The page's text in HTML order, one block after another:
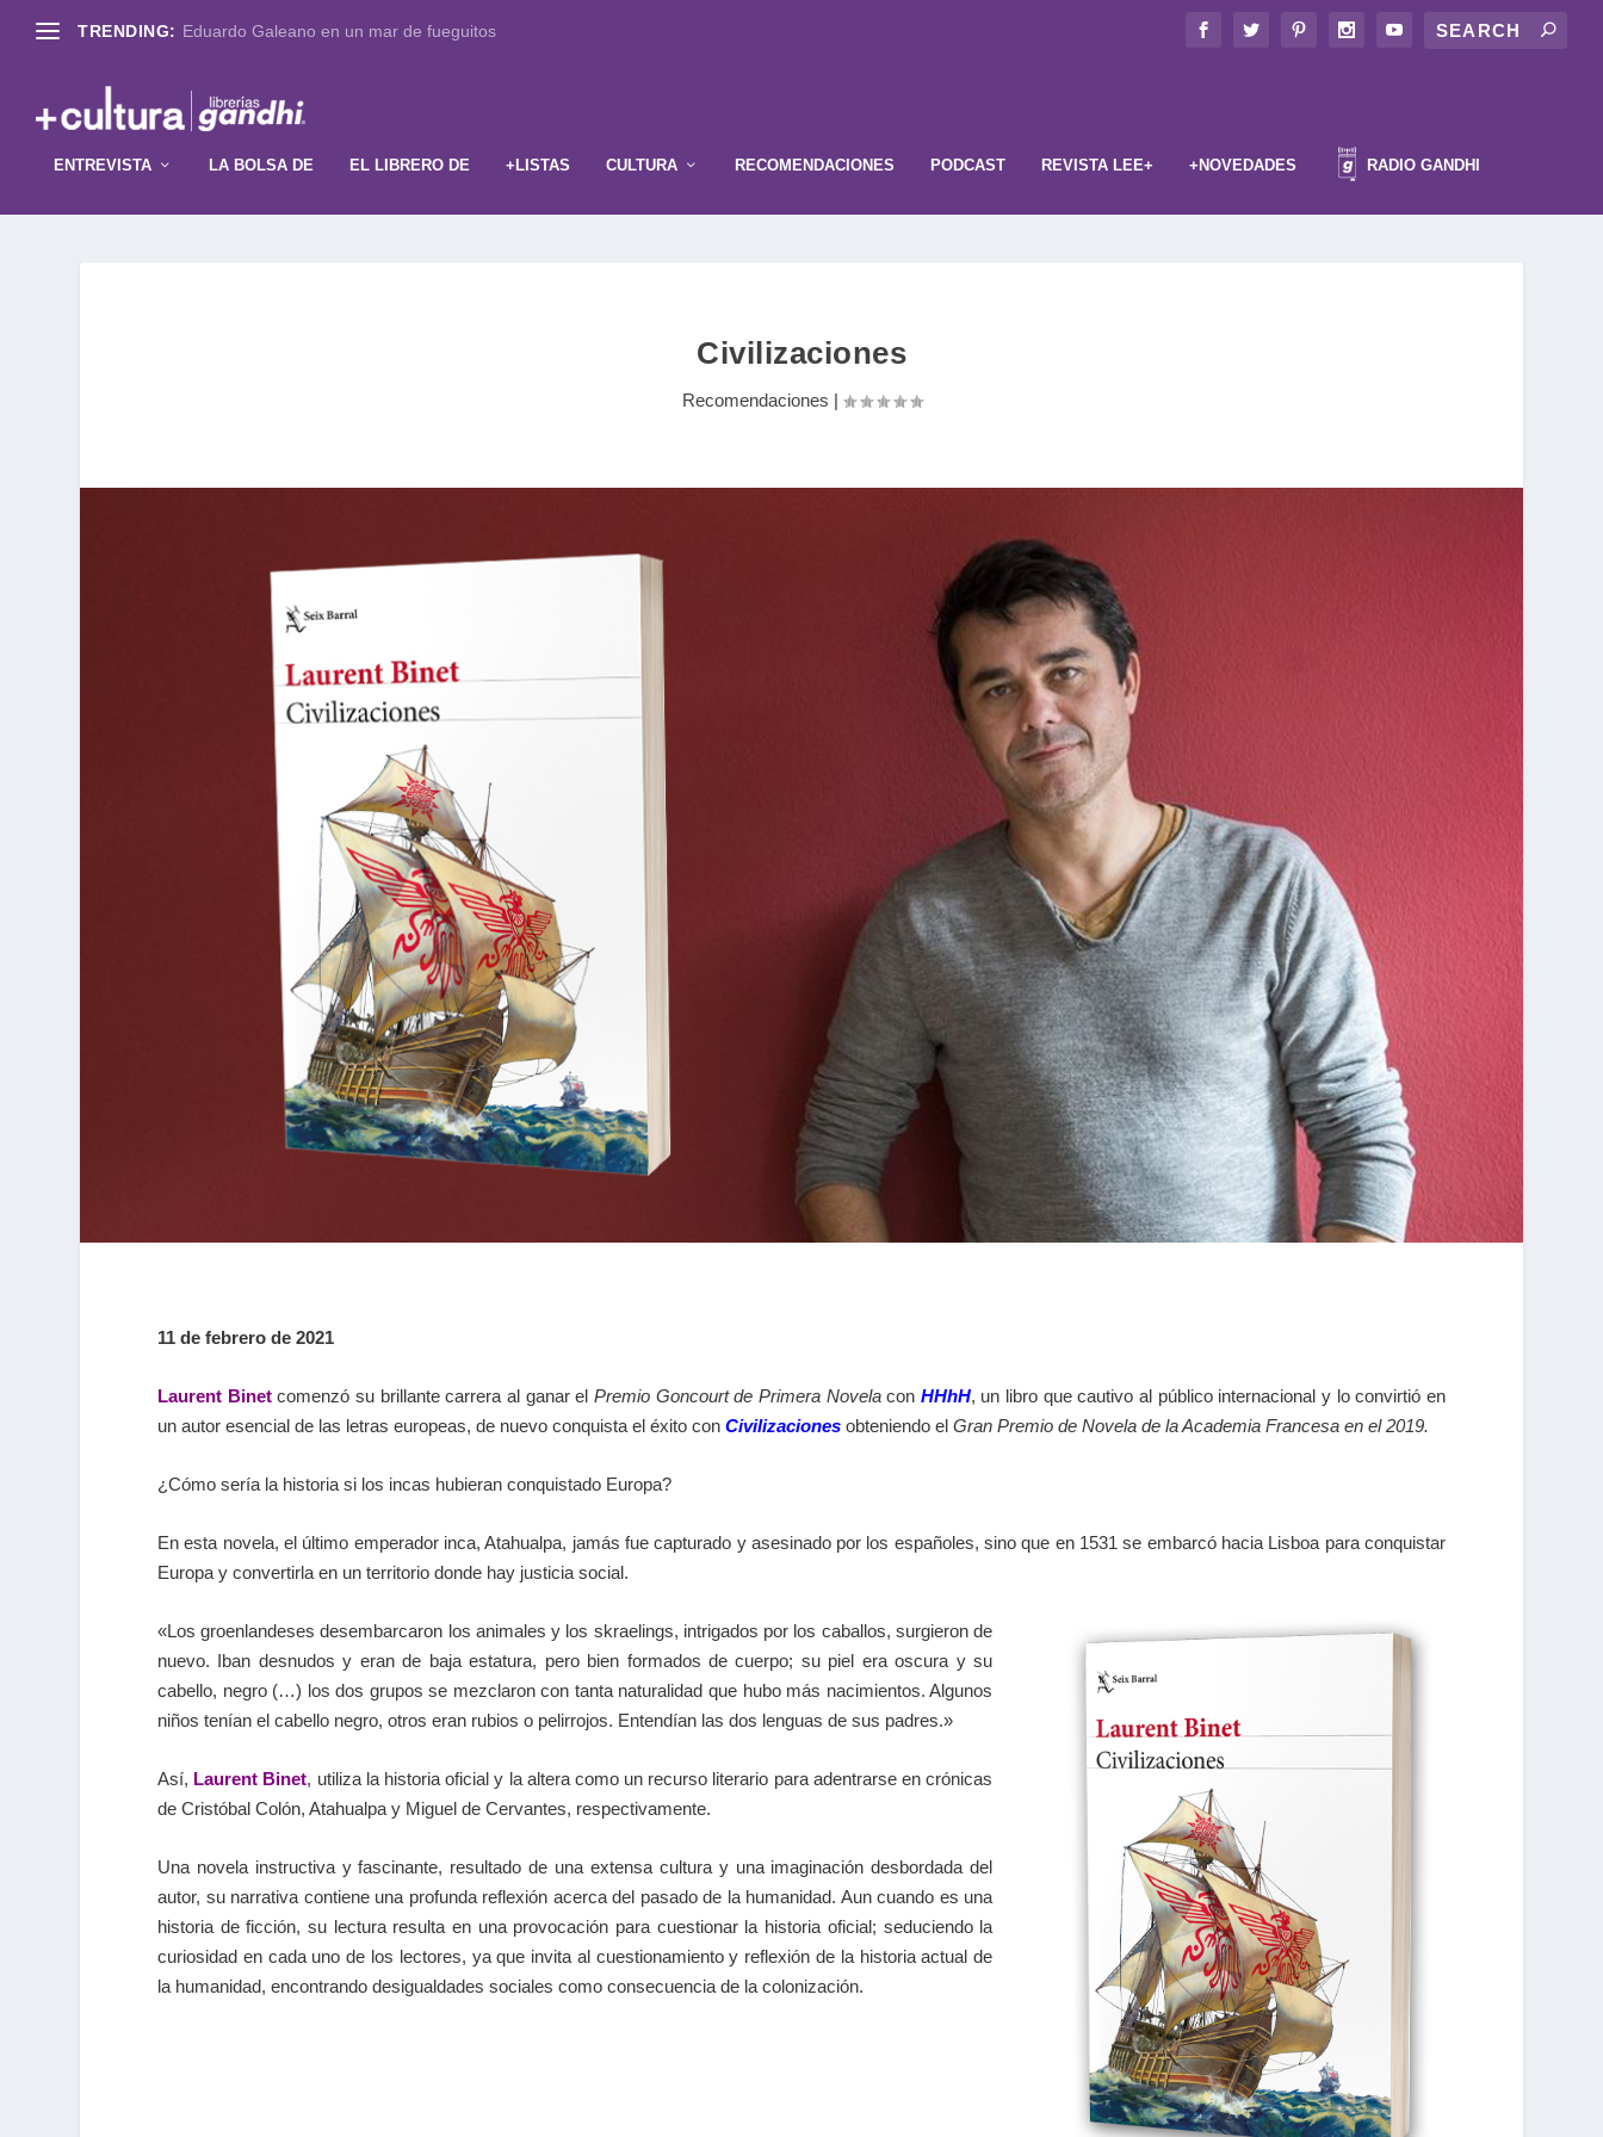
TRENDING: Eduardo Galeano en un mar de fueguitos
ENTREVISTA LA BOLSA DE EL LIBRERO DE +LISTAS CULTURA RECOMENDACIONES PODCAST REVISTA LEE+ +NOVEDADES RADIO GANDHI
Civilizaciones
Recomendaciones
11 de febrero de 2021
Laurent Binetcomenzó su brillante carrera al ganar el Premio Goncourt de Primera Novelacon HHhH, un libro que cautivo al público internacional y lo convirtió en
un autor esencial de las letras europeas, de nuevo conquista el éxito con Civilizaciones obteniendo el Gran Premio de Novela de la Academia Francesa en el 2019.
¿Cómo sería la historia si los incas hubieran conquistado Europa?
En esta novela, el último emperador inca, Atahualpa, jamás fue capturado y asesinado por los españoles, sino que en 1531 se embarcó hacia Lisboa para conquistar
Europa y convertirla en un territorio donde hay justicia social.
«Los groenlandeses desembarcaron los animales y los skraelings, intrigados por los caballos, surgieron de
nuevo. Iban desnudos y eran de baja estatura, pero bien formados de cuerpo; su piel era oscura y su
cabello, negro (…) los dos grupos se mezclaron con tanta naturalidad que hubo más nacimientos. Algunos
niños tenían el cabello negro, otros eran rubios o pelirrojos. Entendían las dos lenguas de sus padres.»
Así, Laurent Binet, utiliza la historia oficial y la altera como un recurso literario para adentrarse en crónicas
de Cristóbal Colón, Atahualpa y Miguel de Cervantes, respectivamente.
Una novela instructiva y fascinante, resultado de una extensa cultura y una imaginación desbordada del
autor, su narrativa contiene una profunda reflexión acerca del pasado de la humanidad. Aun cuando es una
historia de ficción, su lectura resulta en una provocación para cuestionar la historia oficial; seduciendo la
curiosidad en cada uno de los lectores, ya que invita al cuestionamiento y reflexión de la historia actual de
la humanidad, encontrando desigualdades sociales como consecuencia de la colonización.